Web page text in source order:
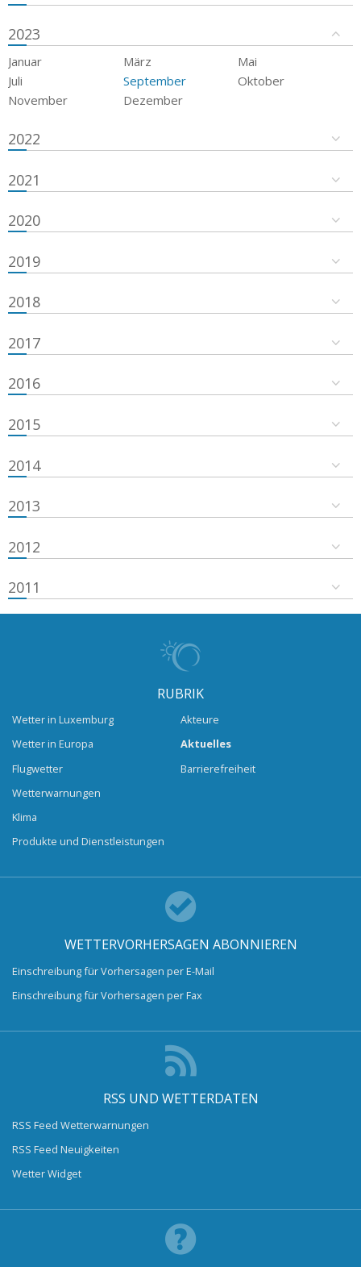
2023
Januar März
Mai
Juli
September
Oktober
November
Dezember
2022
2021
2020
2019
2018
2017
2016
2015
2014
2013
2012
2011
RUBRIK
Wetter in Luxemburg
Wetter in Europa
Flugwetter
Wetterwarnungen
Klima
Produkte und Dienstleistungen
Akteure
Aktuelles
Barrierefreiheit
WETTERVORHERSAGEN ABONNIEREN
Einschreibung für Vorhersagen per E-Mail
Einschreibung für Vorhersagen per Fax
RSS UND WETTERDATEN
RSS Feed Wetterwarnungen
RSS Feed Neuigkeiten
Wetter Widget